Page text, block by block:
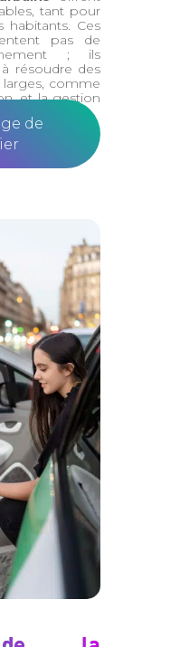
tant pour
habitants. Ces
pas de
; ils
résoudre des
comme
et la gestion
de